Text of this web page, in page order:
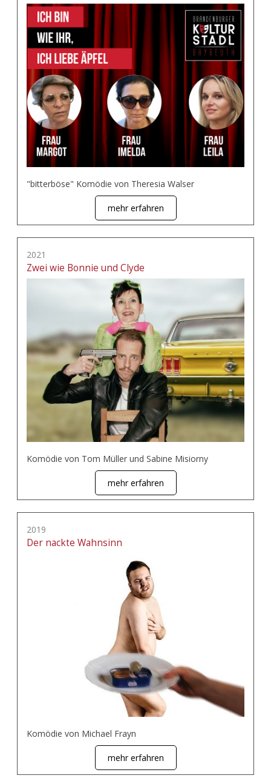
"bitterböse" Komödie von Theresia Walser
mehr erfahren
2021
Zwei wie Bonnie und Clyde
Komödie von Tom Müller und Sabine Misiorny
mehr erfahren
2019
Der nackte Wahnsinn
Komödie von Michael Frayn
mehr erfahren